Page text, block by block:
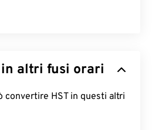
altri fusi orari
convertire HST in questi altri